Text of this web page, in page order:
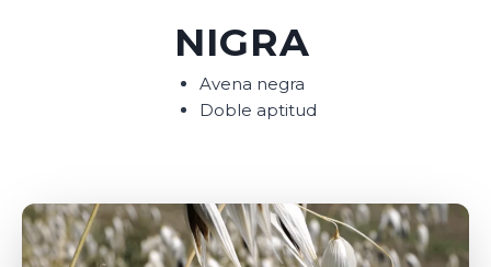
NIGRA
Avena negra
Doble aptitud